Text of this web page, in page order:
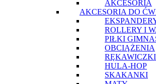
AKCESORIA
AKCESORIA DO
ROLLERY I
PIŁKI
OBCIĄŻENIA
HULA-HOP
SKAKANKI